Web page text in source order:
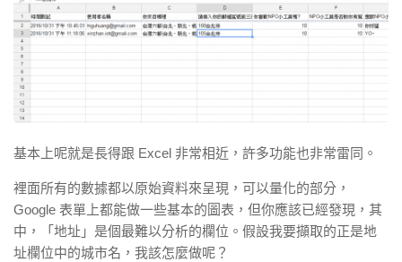
基本上呢就是長得跟 Excel 非常相近，許多功能也非常雷同。
裡面所有的數據都以原始資料來呈現，可以量化的部分，
Google 表單上都能做一些基本的圖表，但你應該已經發現，其
中，「地址」是個最難以分析的欄位。 假設我要擷取的正是地
址欄位中的城市名，我該怎麼做呢？